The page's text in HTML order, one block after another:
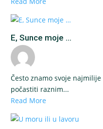
E, Sunce moje ...
Često znamo svoje najmilije
počastiti raznim...
Read More